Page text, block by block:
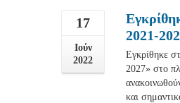
17
Ιούν
2022
2021-
Εγκρίθηκε
2027» στο
και